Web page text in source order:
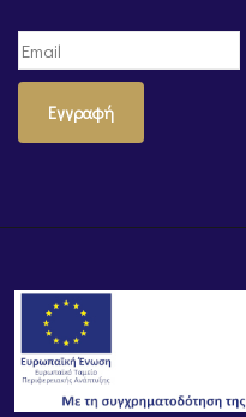
Εγγραφή